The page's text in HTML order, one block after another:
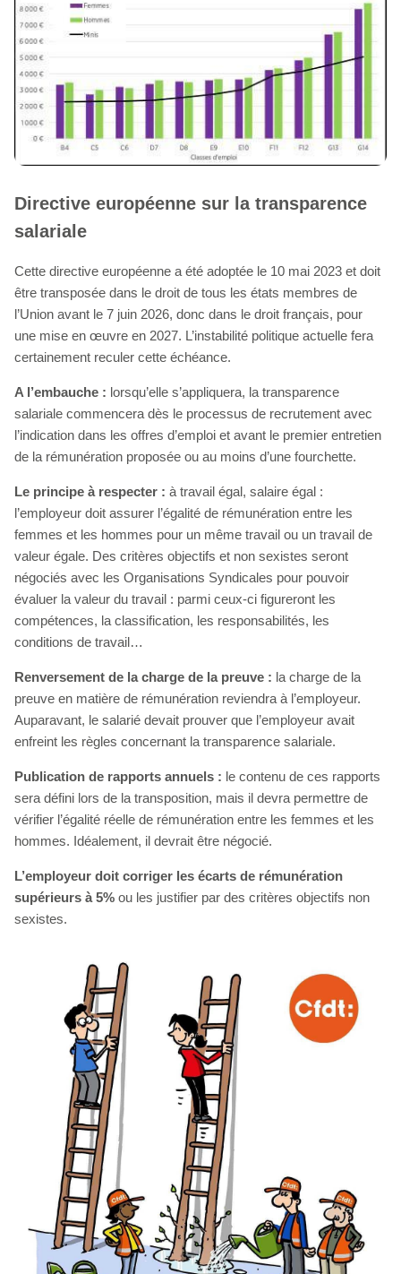
Directive européenne sur la transparence
salariale
Cette directive européenne a été adoptée le 10 mai 2023 et doit
être transposée dans le droit de tous les états membres de
l’Union avant le 7 juin 2026, donc dans le droit français, pour
une mise en œuvre en 2027. L’instabilité politique actuelle fera
certainement reculer cette échéance.
A l’embauche : lorsqu’elle s’appliquera, la transparence
salariale commencera dès le processus de recrutement avec
l’indication dans les offres d’emploi et avant le premier entretien
de la rémunération proposée ou au moins d’une fourchette.
Le principe à respecter : à travail égal, salaire égal :
l’employeur doit assurer l’égalité de rémunération entre les
femmes et les hommes pour un même travail ou un travail de
valeur égale. Des critères objectifs et non sexistes seront
négociés avec les Organisations Syndicales pour pouvoir
évaluer la valeur du travail : parmi ceux-ci figureront les
compétences, la classification, les responsabilités, les
conditions de travail…
Renversement de la charge de la preuve : la charge de la
preuve en matière de rémunération reviendra à l’employeur.
Auparavant, le salarié devait prouver que l’employeur avait
enfreint les règles concernant la transparence salariale.
Publication de rapports annuels : le contenu de ces rapports
sera défini lors de la transposition, mais il devra permettre de
vérifier l’égalité réelle de rémunération entre les femmes et les
hommes. Idéalement, il devrait être négocié.
L’employeur doit corriger les écarts de rémunération
supérieurs à 5% ou les justifier par des critères objectifs non
sexistes.